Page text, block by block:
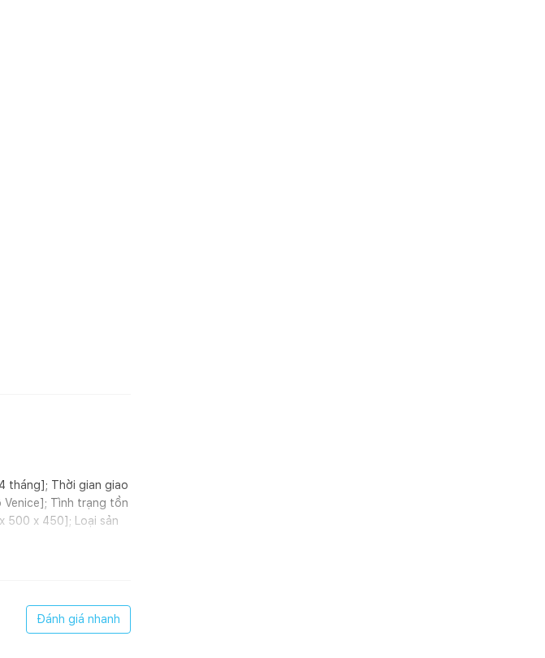
tháng]; Thời gian giao
Venice]; Tình trạng tồn
500 x 450]; Loại sản
giúp người dùng dễ
mẽ nhưng cũng
Đánh giá nhanh